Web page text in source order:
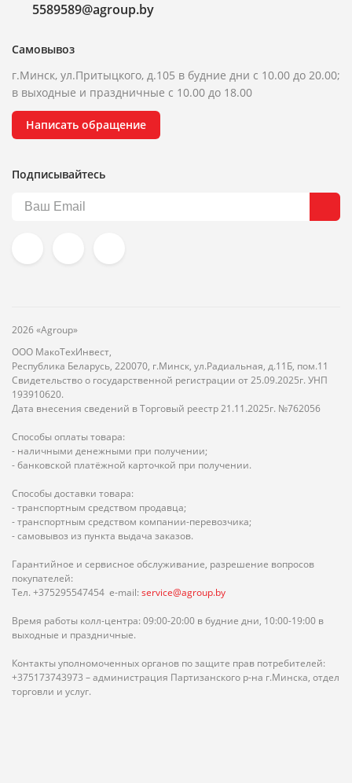
5589589@agroup.by
Самовывоз
г.Минск, ул.Притыцкого, д.105 в будние дни с 10.00 до 20.00;
в выходные и праздничные с 10.00 до 18.00
Написать обращение
Подписывайтесь
2026 «Agroup»
ООО МакоТехИнвест,
Республика Беларусь, 220070, г.Минск, ул.Радиальная, д.11Б, пом.11
Свидетельство о государственной регистрации от 25.09.2025г. УНП
193910620.
Дата внесения сведений в Торговый реестр 21.11.2025г. №762056
Способы оплаты товара:
- наличными денежными при получении;
- банковской платёжной карточкой при получении.
Способы доставки товара:
- транспортным средством продавца;
- транспортным средством компании-перевозчика;
- самовывоз из пункта выдача заказов.
Гарантийное и сервисное обслуживание, разрешение вопросов
покупателей:
Тел. +375295547454 e-mail: service@agroup.by
Время работы колл-центра: 09:00-20:00 в будние дни, 10:00-19:00 в
выходные и праздничные.
Контакты уполномоченных органов по защите прав потребителей:
+375173743973 – администрация Партизанского р-на г.Минска, отдел
торговли и услуг.